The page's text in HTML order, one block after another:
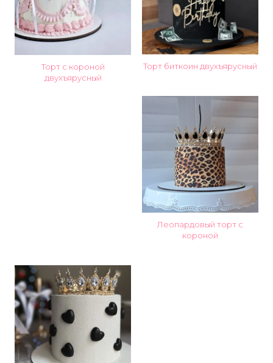
Торт с короной
двухъярусный
Торт биткоин двухъярусный
Леопардовый торт с
короной